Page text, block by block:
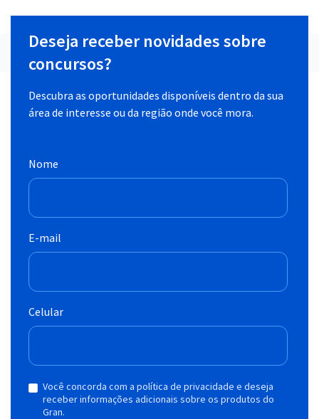
Deseja receber novidades sobre
concursos?
Descubra as oportunidades disponíveis dentro da sua
área de interesse ou da região onde você mora.
Nome
E-mail
Celular
Você concorda com a política de privacidade e deseja
receber informações adicionais sobre os produtos do
Gran.